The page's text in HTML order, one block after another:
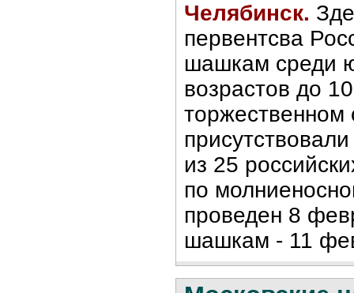
Челябинск.
первентсва
шашкам среди
возрастов до
торжественном
из 25
по
проведен 8
шашкам - 11